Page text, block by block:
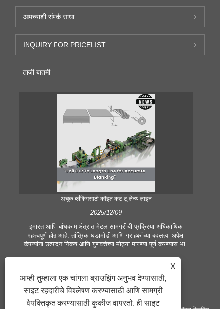
आमच्याशी संपर्क साधा
INQUIRY FOR PRICELIST
ताजी बातमी
अचूक ब्लँकिंगसाठी कॉइल कट टू लेन्थ लाइन
2025/12/09
इमारत आणि बांधकाम क्षेत्रात मेटल सामग्रीची प्रक्रिया अधिकाधिक
महत्त्वपूर्ण होत आहे. तांत्रिक घडामोडी आणि ग्राहकांच्या बदलत्या अपेक्षा
कंपन्यांना उत्पादन निकष आणि गुणवत्तेच्या मोठ्या मागण्या पूर्ण करण्यास भाग
करण्यासाठी पुरेशी नाहीत, विशेषतः उत्कृष्ट अचूकता आणि कार्यक्षमतेच्या शोधात.
त्यामुळे, कॉइल कट टू लेंथ लाईन हे कॉइल प्रोसेसिंग उपकरण म्हणून उदयास
आले आहे.
X
आम्ही तुम्हाला एक चांगला ब्राउझिंग अनुभव देण्यासाठी,
साइट रहदारीचे विश्लेषण करण्यासाठी आणि सामग्री
वैयक्तिकृत करण्यासाठी कुकीज वापरतो. ही साइट